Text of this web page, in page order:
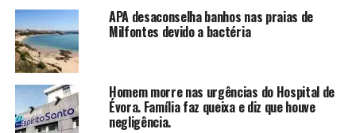
APA desaconselha banhos nas praias de
Milfontes devido a bactéria
Homem morre nas urgências do Hospital de
Évora. Família faz queixa e diz que houve
negligência.